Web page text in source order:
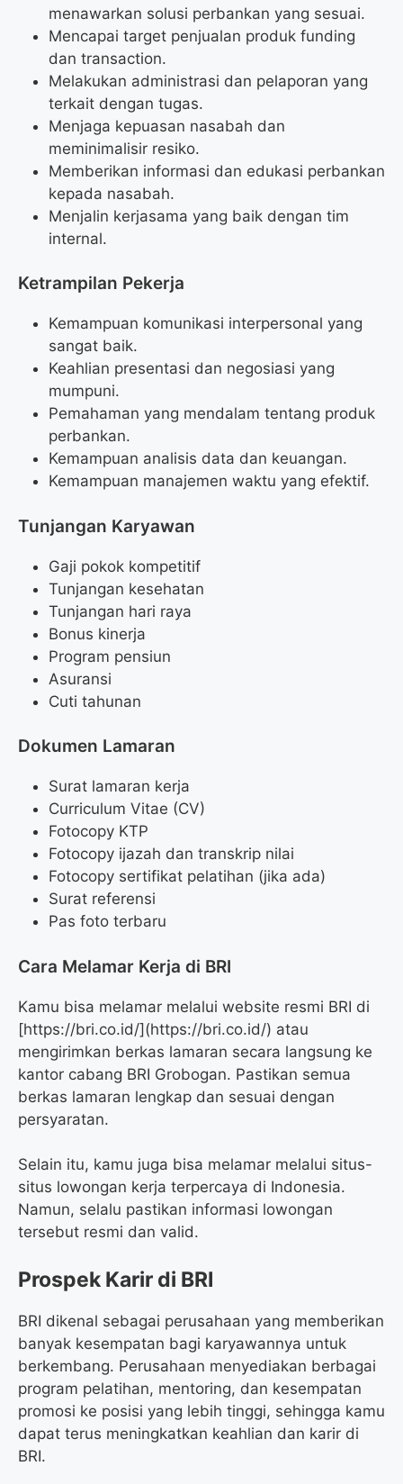
menawarkan solusi perbankan yang sesuai.
Mencapai target penjualan produk funding
dan transaction.
Melakukan administrasi dan pelaporan yang
terkait dengan tugas.
Menjaga kepuasan nasabah dan
meminimalisir resiko.
Memberikan informasi dan edukasi perbankan
kepada nasabah.
Menjalin kerjasama yang baik dengan tim
internal.
Ketrampilan Pekerja
Kemampuan komunikasi interpersonal yang
sangat baik.
Keahlian presentasi dan negosiasi yang
mumpuni.
Pemahaman yang mendalam tentang produk
perbankan.
Kemampuan analisis data dan keuangan.
Kemampuan manajemen waktu yang efektif.
Tunjangan Karyawan
Gaji pokok kompetitif
Tunjangan kesehatan
Tunjangan hari raya
Bonus kinerja
Program pensiun
Asuransi
Cuti tahunan
Dokumen Lamaran
Surat lamaran kerja
Curriculum Vitae (CV)
Fotocopy KTP
Fotocopy ijazah dan transkrip nilai
Fotocopy sertifikat pelatihan (jika ada)
Surat referensi
Pas foto terbaru
Cara Melamar Kerja di BRI
Kamu bisa melamar melalui website resmi BRI di
[https://bri.co.id/](https://bri.co.id/) atau
mengirimkan berkas lamaran secara langsung ke
kantor cabang BRI Grobogan. Pastikan semua
berkas lamaran lengkap dan sesuai dengan
persyaratan.
Selain itu, kamu juga bisa melamar melalui situs-
situs lowongan kerja terpercaya di Indonesia.
Namun, selalu pastikan informasi lowongan
tersebut resmi dan valid.
Prospek Karir di BRI
BRI dikenal sebagai perusahaan yang memberikan
banyak kesempatan bagi karyawannya untuk
berkembang. Perusahaan menyediakan berbagai
program pelatihan, mentoring, dan kesempatan
promosi ke posisi yang lebih tinggi, sehingga kamu
dapat terus meningkatkan keahlian dan karir di
BRI.